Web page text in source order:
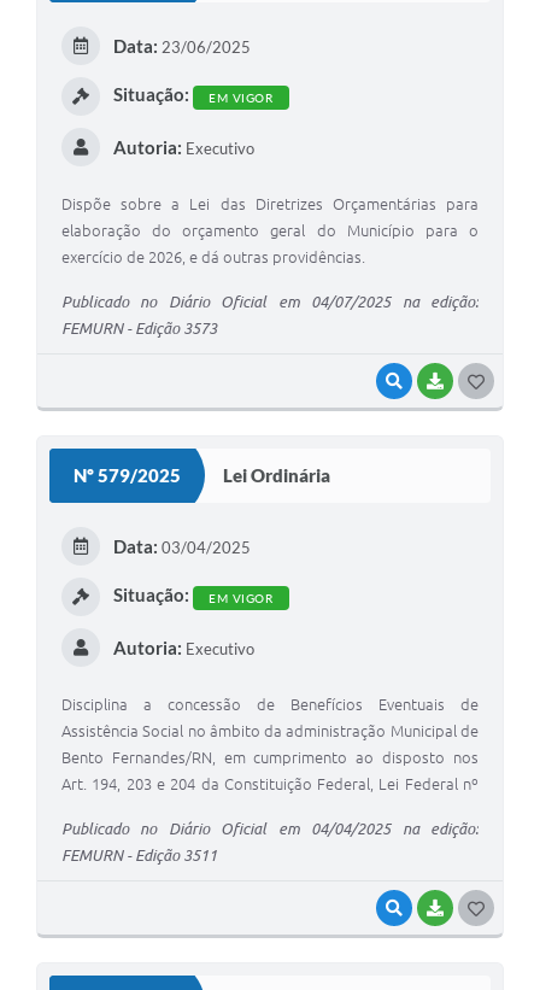
VISUALIZAR
BAIXAR
Data: 23/06/2025
Situação: EM VIGOR
Autoria: Executivo
Dispõe sobre a Lei das Diretrizes Orçamentárias para
elaboração do orçamento geral do Município para o
exercício de 2026, e dá outras providências.
Publicado no Diário Oficial em 04/07/2025 na edição:
FEMURN - Edição 3573
Nº 579/2025 Lei Ordinária
VISUALIZAR
BAIXAR
Data: 03/04/2025
Situação: EM VIGOR
Autoria: Executivo
Disciplina a concessão de Benefícios Eventuais de
Assistência Social no âmbito da administração Municipal de
Bento Fernandes/RN, em cumprimento ao disposto nos
Art. 194, 203 e 204 da Constituição Federal, Lei Federal nº
212/2006 do CNAS, Decreto Presidencial nº 6.307/2007 e
Resolução CNAS nº 39/2010.
Publicado no Diário Oficial em 04/04/2025 na edição:
FEMURN - Edição 3511